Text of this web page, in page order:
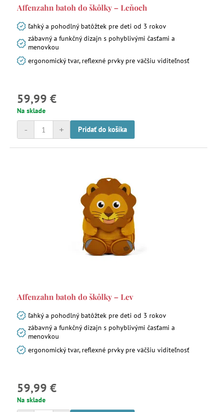
Affenzahn batoh do škôlky – Leňoch
ľahký a pohodlný batôžtek pre deti od 3 rokov
zábavný a funkčný dizajn s pohyblivými časťami a
menovkou
ergonomický tvar, reflexné prvky pre väčšiu viditeľnosť
59,99 €
Na sklade
+
- Pridať do košíka
Affenzahn batoh do škôlky – Lev
ľahký a pohodlný batôžtek pre deti od 3 rokov
zábavný a funkčný dizajn s pohyblivými časťami a
menovkou
ergonomický tvar, reflexné prvky pre väčšiu viditeľnosť
59,99 €
Na sklade